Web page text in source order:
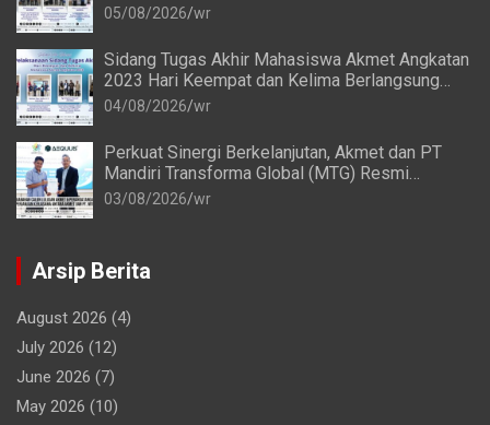
05/08/2026 wr
Sidang Tugas Akhir Mahasiswa Akmet Angkatan
2023 Hari Keempat dan Kelima Berlangsung
Lancar
04/08/2026 wr
Perkuat Sinergi Berkelanjutan, Akmet dan PT
Mandiri Transforma Global (MTG) Resmi
Perpanjang Perjanjian Kerja Sama
03/08/2026 wr
Arsip Berita
August 2026 (4)
July 2026 (12)
June 2026 (7)
May 2026 (10)